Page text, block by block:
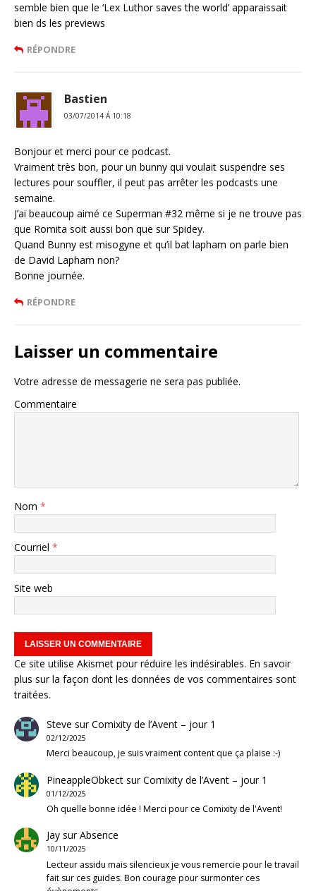
semble bien que le ‘Lex Luthor saves the world’ apparaissait
bien ds les previews
RÉPONDRE
Bastien
03/07/2014 Á 10:18
Bonjour et merci pour ce podcast.
Vraiment très bon, pour un bunny qui voulait suspendre ses
lectures pour souffler, il peut pas arrêter les podcasts une
semaine.
J’ai beaucoup aimé ce Superman #32 même si je ne trouve pas
que Romita soit aussi bon que sur Spidey.
Quand Bunny est misogyne et qu’il bat lapham on parle bien
de David Lapham non?
Bonne journée.
RÉPONDRE
Laisser un commentaire
Votre adresse de messagerie ne sera pas publiée.
Commentaire
Nom *
Courriel *
Site web
Ce site utilise Akismet pour réduire les indésirables. En savoir
plus sur la façon dont les données de vos commentaires sont
traitées.
Steve surComixity de l’Avent – jour 1
02/12/2025
Merci beaucoup, je suis vraiment content que ça plaise :-)
PineappleObkectsurComixity de l’Avent – jour 1
01/12/2025
Oh quelle bonne idée ! Merci pour ce Comixity de l'Avent!
JaysurAbsence
10/11/2025
Lecteur assidu mais silencieux je vous remercie pour le travail
fait sur ces guides. Bon courage pour surmonter ces